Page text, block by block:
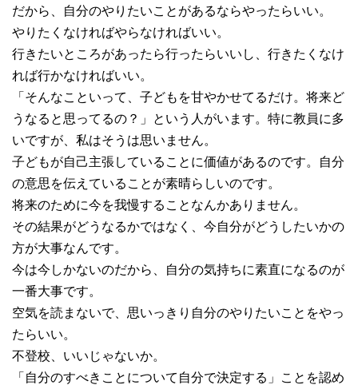
だから、自分のやりたいことがあるならやったらいい。
やりたくなければやらなければいい。
行きたいところがあったら行ったらいいし、行きたくなけ
れば行かなければいい。
「そんなこといって、子どもを甘やかせてるだけ。将来ど
うなると思ってるの？」という人がいます。特に教員に多
いですが、私はそうは思いません。
子どもが自己主張していることに価値があるのです。自分
の意思を伝えていることが素晴らしいのです。
将来のために今を我慢することなんかありません。
その結果がどうなるかではなく、今自分がどうしたいかの
方が大事なんです。
今は今しかないのだから、自分の気持ちに素直になるのが
一番大事です。
空気を読まないで、思いっきり自分のやりたいことをやっ
たらいい。
不登校、いいじゃないか。
「自分のすべきことについて自分で決定する」ことを認め